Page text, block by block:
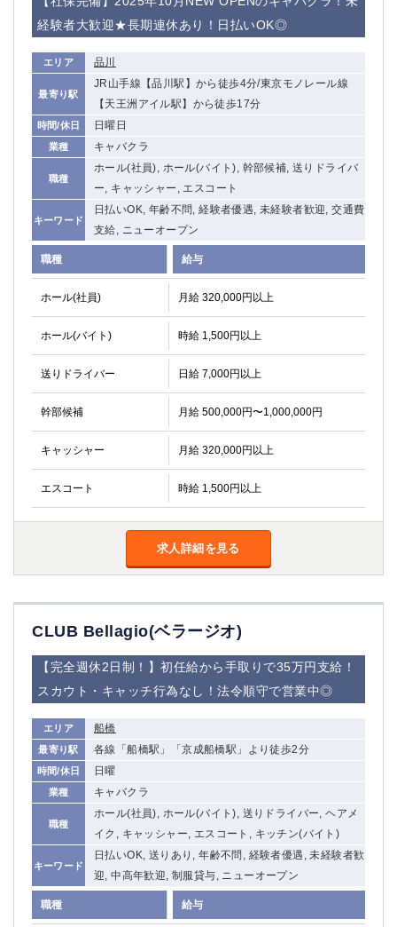
経験者大歓迎★長期連休あり！日払いOK◎
エリア 品川
最寄り駅
JR山手線【品川駅】から徒歩4分/東京モノレール線
【天王洲アイル駅】から徒歩17分
時間/休日 日曜日
業種 キャバクラ
職種
ホール(社員), ホール(バイト), 幹部候補, 送りドライバ
ー, キャッシャー, エスコート
キーワード
日払いOK, 年齢不問, 経験者優遇, 未経験者歓迎, 交通費
支給, ニューオープン
職種 給与
ホール(社員) 月給 320,000円以上
ホール(バイト) 時給 1,500円以上
送りドライバー 日給 7,000円以上
幹部候補 月給 500,000円〜1,000,000円
キャッシャー 月給 320,000円以上
エスコート 時給 1,500円以上
求人詳細を見る
CLUB Bellagio(ベラージオ)
【完全週休2日制！】初任給から手取りで35万円支給！
スカウト・キャッチ行為なし！法令順守で営業中◎
エリア 船橋
最寄り駅 各線「船橋駅」「京成船橋駅」より徒歩2分
時間/休日 日曜
業種 キャバクラ
職種
ホール(社員), ホール(バイト), 送りドライバー, ヘアメ
イク, キャッシャー, エスコート, キッチン(バイト)
キーワード
日払いOK, 送りあり, 年齢不問, 経験者優遇, 未経験者歓
迎, 中高年歓迎, 制服貸与, ニューオープン
職種 給与